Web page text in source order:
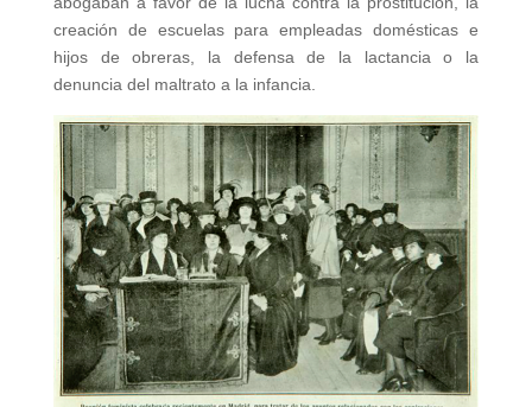
creación de escuelas para empleadas domésticas e
hijos de obreras, la defensa de la lactancia o la
denuncia del maltrato a la infancia.